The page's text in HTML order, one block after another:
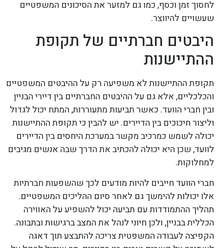
לחסוך זמן וכסף, כמו גם למזער את הסיכונים המשפטיים
שעשויים להיווצר.
היבטים חברתיים של תקופת
ההתיישנות
תקופת ההתיישנות לא משפיעה רק על ההיבטים המשפטיים
והכלכליים, אלא גם על ההיבטים החברתיים בין דיירי הבניין
ובין חברי הוועד. כאשר תביעות מתעוררות, המתח יכול לגדול
וליצור חיכוכים בין הדיירים. יש להבין כי תקופת ההתיישנות
יכולה לשמש כמרכיב מקשר במערכת היחסים בין הדיירים
לוועד, שכן היא יכולה להכתיב את הדרך שבה אנשים מגיבים
למחלוקות.
חברי הוועד חייבים להיות מודעים לכך שהשפעות חברתיות
אלו יכולות להימשך גם לאחר סיום ההליכים המשפטיים.
תהליך ההתמודדות עם תביעה יכול להשפיע על האווירה
הכללית בבניין, ולכן חיוני לנהל את המצב ברגישות ובתבונה.
הקפיצה לעבודה המשפטית צריכה להתבצע תוך דאגה